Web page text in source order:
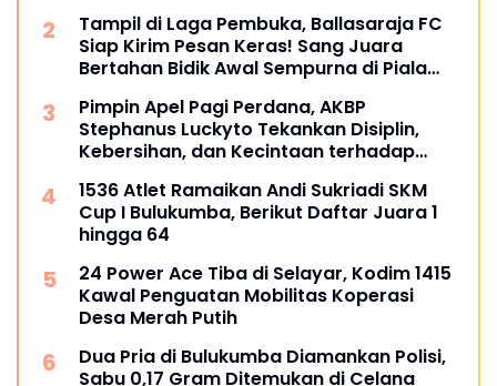
Tampil di Laga Pembuka, Ballasaraja FC
Siap Kirim Pesan Keras! Sang Juara
Bertahan Bidik Awal Sempurna di Piala
Pimpin Apel Pagi Perdana, AKBP
Stephanus Luckyto Tekankan Disiplin,
Kebersihan, dan Kecintaan terhadap
1536 Atlet Ramaikan Andi Sukriadi SKM
Cup I Bulukumba, Berikut Daftar Juara 1
hingga 64
24 Power Ace Tiba di Selayar, Kodim 1415
Kawal Penguatan Mobilitas Koperasi
Desa Merah Putih
Dua Pria di Bulukumba Diamankan Polisi,
Sabu 0,17 Gram Ditemukan di Celana